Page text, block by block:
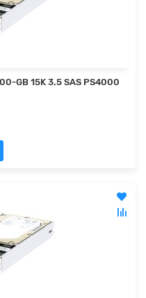
GB 15K 3.5 SAS PS4000